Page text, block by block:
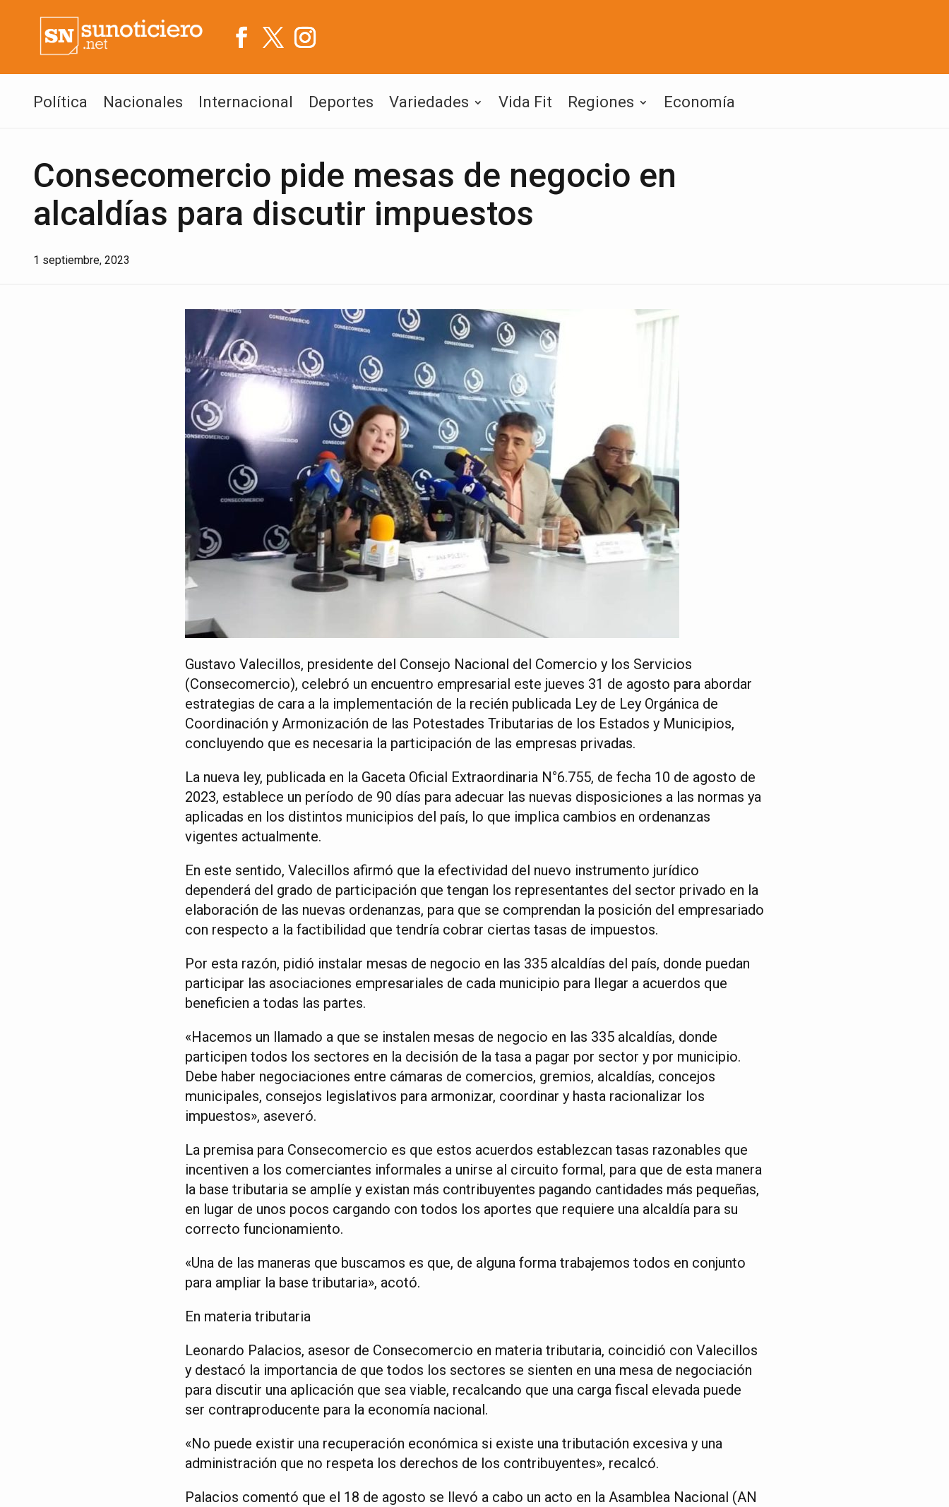
Política Nacionales Internacional Deportes Variedades Vida Fit Regiones Economía
Consecomercio pide mesas de negocio en
alcaldías para discutir impuestos
1 septiembre, 2023
Gustavo Valecillos, presidente del Consejo Nacional del Comercio y los Servicios
(Consecomercio), celebró un encuentro empresarial este jueves 31 de agosto para abordar
estrategias de cara a la implementación de la recién publicada Ley de Ley Orgánica de
Coordinación y Armonización de las Potestades Tributarias de los Estados y Municipios,
concluyendo que es necesaria la participación de las empresas privadas.
La nueva ley, publicada en la Gaceta Oficial Extraordinaria N°6.755, de fecha 10 de agosto de
2023, establece un período de 90 días para adecuar las nuevas disposiciones a las normas ya
aplicadas en los distintos municipios del país, lo que implica cambios en ordenanzas
vigentes actualmente.
En este sentido, Valecillos afirmó que la efectividad del nuevo instrumento jurídico
dependerá del grado de participación que tengan los representantes del sector privado en la
elaboración de las nuevas ordenanzas, para que se comprendan la posición del empresariado
con respecto a la factibilidad que tendría cobrar ciertas tasas de impuestos.
Por esta razón, pidió instalar mesas de negocio en las 335 alcaldías del país, donde puedan
participar las asociaciones empresariales de cada municipio para llegar a acuerdos que
beneficien a todas las partes.
«Hacemos un llamado a que se instalen mesas de negocio en las 335 alcaldías, donde
participen todos los sectores en la decisión de la tasa a pagar por sector y por municipio.
Debe haber negociaciones entre cámaras de comercios, gremios, alcaldías, concejos
municipales, consejos legislativos para armonizar, coordinar y hasta racionalizar los
impuestos», aseveró.
La premisa para Consecomercio es que estos acuerdos establezcan tasas razonables que
incentiven a los comerciantes informales a unirse al circuito formal, para que de esta manera
la base tributaria se amplíe y existan más contribuyentes pagando cantidades más pequeñas,
en lugar de unos pocos cargando con todos los aportes que requiere una alcaldía para su
correcto funcionamiento.
«Una de las maneras que buscamos es que, de alguna forma trabajemos todos en conjunto
para ampliar la base tributaria», acotó.
En materia tributaria
Leonardo Palacios, asesor de Consecomercio en materia tributaria, coincidió con Valecillos
y destacó la importancia de que todos los sectores se sienten en una mesa de negociación
para discutir una aplicación que sea viable, recalcando que una carga fiscal elevada puede
ser contraproducente para la economía nacional.
«No puede existir una recuperación económica si existe una tributación excesiva y una
administración que no respeta los derechos de los contribuyentes», recalcó.
Palacios comentó que el 18 de agosto se llevó a cabo un acto en la Asamblea Nacional (AN